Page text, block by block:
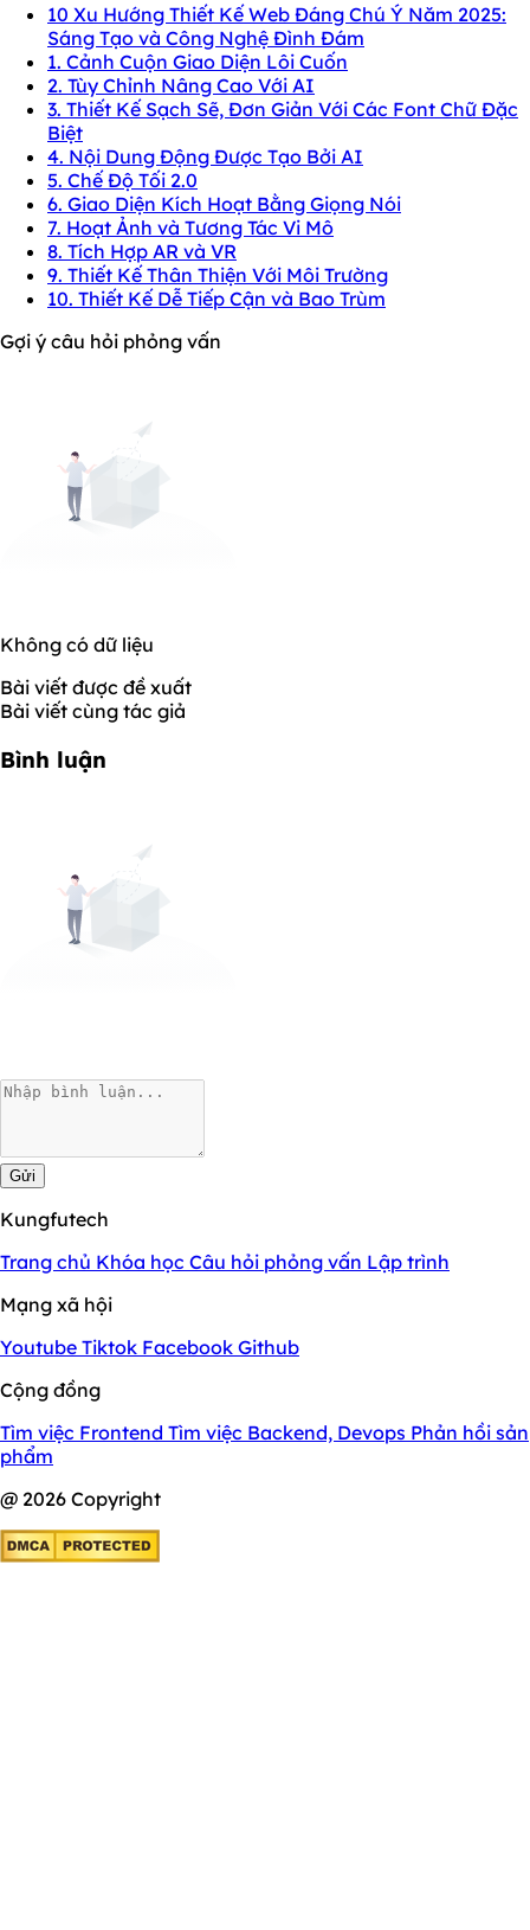
10 Xu Hướng Thiết Kế Web Đáng Chú Ý Năm 2025:
Sáng Tạo và Công Nghệ Đình Đám
1. Cảnh Cuộn Giao Diện Lôi Cuốn
2. Tùy Chỉnh Nâng Cao Với AI
3. Thiết Kế Sạch Sẽ, Đơn Giản Với Các Font Chữ Đặc
Biệt
4. Nội Dung Động Được Tạo Bởi AI
5. Chế Độ Tối 2.0
6. Giao Diện Kích Hoạt Bằng Giọng Nói
7. Hoạt Ảnh và Tương Tác Vi Mô
8. Tích Hợp AR và VR
9. Thiết Kế Thân Thiện Với Môi Trường
10. Thiết Kế Dễ Tiếp Cận và Bao Trùm
Gợi ý câu hỏi phỏng vấn
Không có dữ liệu
Bài viết được đề xuất
Bài viết cùng tác giả
Bình luận
Gửi
Kungfutech
Trang chủ Khóa học Câu hỏi phỏng vấn Lập trình
Mạng xã hội
Youtube Tiktok Facebook Github
Cộng đồng
Tìm việc Frontend Tìm việc Backend, Devops Phản hồi sản
phẩm
@ 2026 Copyright